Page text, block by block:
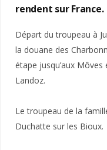
rendent sur France.
Départ du troupeau à
la douane des
étape jusqu’aux
Landoz.
Le troupeau de la
Duchatte sur les Bioux.